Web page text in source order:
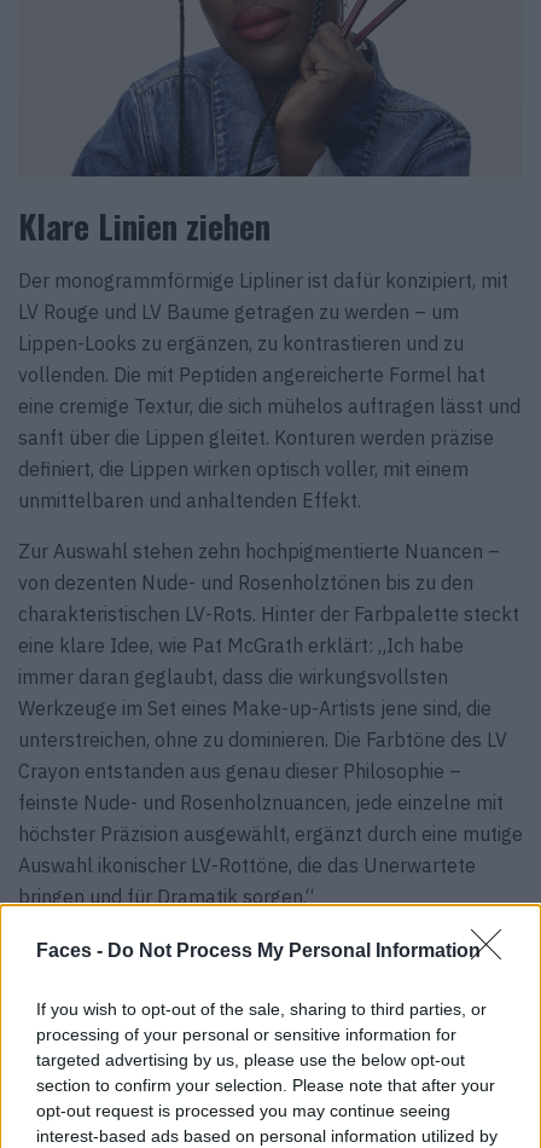
Faces - Do Not Process My Personal Information
If you wish to opt-out of the sale, sharing to third parties, or
processing of your personal or sensitive information for
targeted advertising by us, please use the below opt-out
section to confirm your selection. Please note that after your
opt-out request is processed you may continue seeing
interest-based ads based on personal information utilized by
Klare Linien ziehen
Der monogrammförmige Lipliner ist dafür konzipiert, mit
LV Rouge und LV Baume getragen zu werden – um
Lippen-Looks zu ergänzen, zu kontrastieren und zu
vollenden. Die mit Peptiden angereicherte Formel hat
eine cremige Textur, die sich mühelos auftragen lässt und
sanft über die Lippen gleitet. Konturen werden präzise
definiert, die Lippen wirken optisch voller, mit einem
unmittelbaren und anhaltenden Effekt.
Zur Auswahl stehen zehn hochpigmentierte Nuancen –
von dezenten Nude- und Rosenholztönen bis zu den
charakteristischen LV-Rots. Hinter der Farbpalette steckt
eine klare Idee, wie Pat McGrath erklärt: „Ich habe
immer daran geglaubt, dass die wirkungsvollsten
Werkzeuge im Set eines Make-up-Artists jene sind, die
unterstreichen, ohne zu dominieren. Die Farbtöne des LV
Crayon entstanden aus genau dieser Philosophie –
feinste Nude- und Rosenholznuancen, jede einzelne mit
höchster Präzision ausgewählt, ergänzt durch eine mutige
Auswahl ikonischer LV-Rottöne, die das Unerwartete
bringen und für Dramatik sorgen.“
Passend dazu lanciert Louis Vuitton einen Lip Blending
sowie ein Lip Pencil Case (850 Euro). Der LV Crayon
selbst kostet 50 Euro und ist in ausgewählten Louis-
Vuitton-Stores sowie online erhältlich.